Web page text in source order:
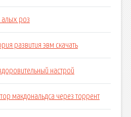
алых роз
развития эвм скачать
настрой
макдональдса через торрент